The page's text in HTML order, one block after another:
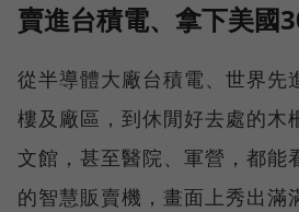
賣進台積電、拿下美國
從半導體大廠台積電、世界先
樓及廠區，到休閒好去處的木
文館，甚至醫院、軍營，都能
的智慧販賣機，畫面上秀出滿